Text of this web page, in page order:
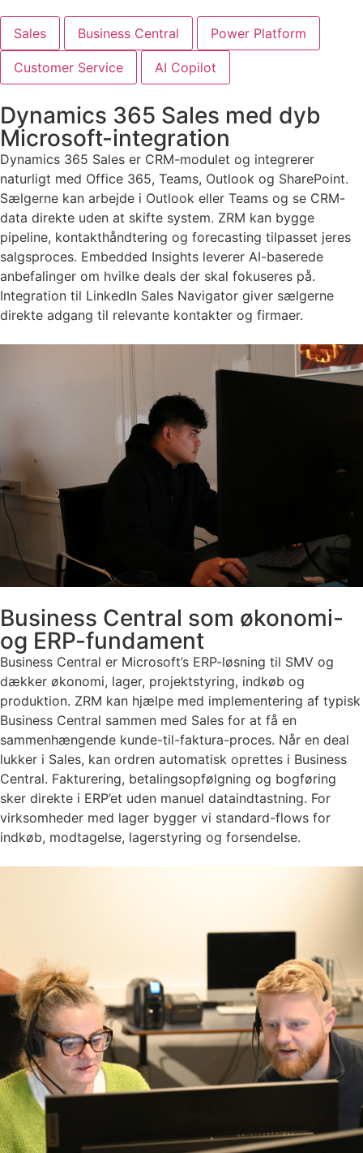
Sales Business Central Power Platform
Customer Service AI Copilot
Dynamics 365 Sales med dyb
Microsoft-integration
Dynamics 365 Sales er CRM-modulet og integrerer
naturligt med Office 365, Teams, Outlook og SharePoint.
Sælgerne kan arbejde i Outlook eller Teams og se CRM-
data direkte uden at skifte system. ZRM kan bygge
pipeline, kontakthåndtering og forecasting tilpasset jeres
salgsproces. Embedded Insights leverer AI-baserede
anbefalinger om hvilke deals der skal fokuseres på.
Integration til LinkedIn Sales Navigator giver sælgerne
direkte adgang til relevante kontakter og firmaer.
Business Central som økonomi-
og ERP-fundament
Business Central er Microsoft’s ERP-løsning til SMV og
dækker økonomi, lager, projektstyring, indkøb og
produktion. ZRM kan hjælpe med implementering af typisk
Business Central sammen med Sales for at få en
sammenhængende kunde-til-faktura-proces. Når en deal
lukker i Sales, kan ordren automatisk oprettes i Business
Central. Fakturering, betalingsopfølgning og bogføring
sker direkte i ERP’et uden manuel dataindtastning. For
virksomheder med lager bygger vi standard-flows for
indkøb, modtagelse, lagerstyring og forsendelse.